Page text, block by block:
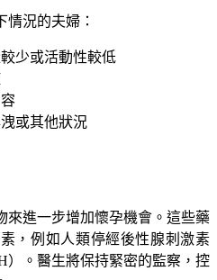
情況的夫婦：
少或活動性較低
或其他狀況
來進一步增加懷孕機會。這些藥
，例如人類停經後性腺刺激素
）。醫生將保持緊密的監察，控